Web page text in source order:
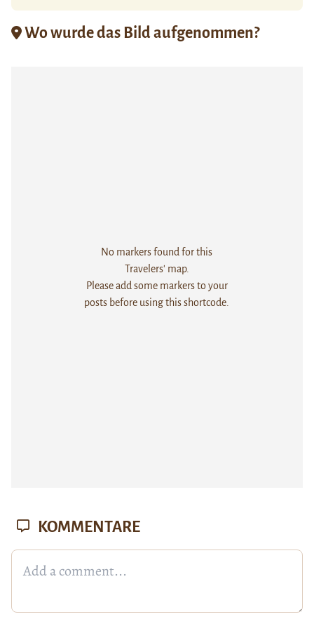
Wo wurde das Bild aufgenommen?
No markers found for this
Travelers' map.
Please add some markers to your
posts before using this shortcode.
KOMMENTARE